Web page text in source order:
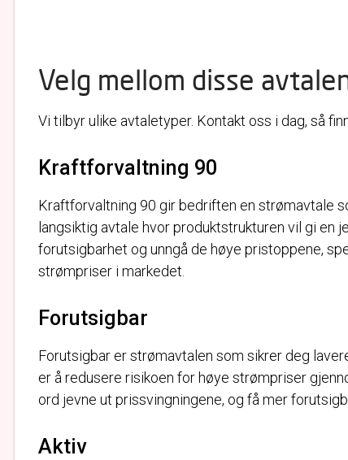
Velg mellom disse
Vi tilbyr ulike avtaletyper. Kontakt oss i dag, så
Kraftforvaltning 90
Kraftforvaltning 90 gir bedriften en strømavtale
langsiktig avtale hvor produktstrukturen vil gi en
forutsigbarhet og unngå de høye pristoppene,
strømpriser i markedet.
Forutsigbar
Forutsigbar er strømavtalen som sikrer deg
er å redusere risikoen for høye strømpriser
ord jevne ut prissvingningene, og få mer
Aktiv